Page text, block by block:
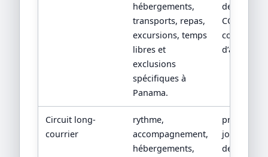
hébergements,
transports, repas,
excursions, temps
libres et
exclusions
spécifiques à
Panama.
devis
CGV/CPV et
conditions
Circuit long-
courrier
rythme,
accompagnement,
hébergements,
jour par
devis